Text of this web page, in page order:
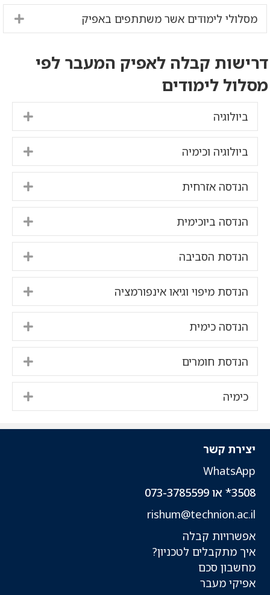
מסלולי לימודים אשר משתתפים באפיק
דרישות קבלה לאפיק המעבר לפי
מסלול לימודים
ביולוגיה
ביולוגיה וכימיה
הנדסה אזרחית
הנדסה ביוכימית
הנדסת הסביבה
הנדסת מיפוי וגיאו אינפורמציה
הנדסה כימית
הנדסת חומרים
כימיה
יצירת קשר
WhatsApp
3508* או 073-3785599
rishum@technion.ac.il
אפשרויות קבלה
איך מתקבלים לטכניון?
מחשבון סכם
אפיקי מעבר